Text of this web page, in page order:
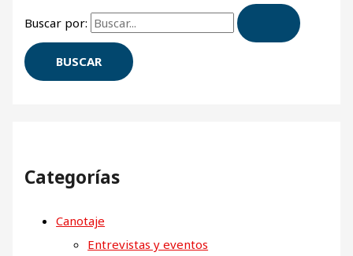
Buscar por:
Categorías
Canotaje
Entrevistas y eventos